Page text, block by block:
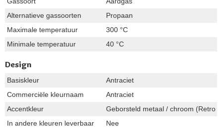
Alternatieve gassoorten
Propaan
Maximale temperatuur
300 °C
Minimale temperatuur
40 °C
Design
Basiskleur
Antraciet
Commerciële kleurnaam
Antraciet
Accentkleur
Geborsteld metaal / chroom (Retro
In andere kleuren leverbaar
Nee